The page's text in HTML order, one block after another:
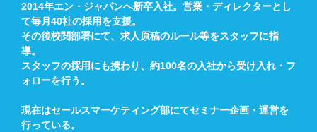
2014年エン・ジャパンへ新卒入社。営業・ディレクターとし
て毎月40社の採用を支援。
その後校閲部署にて、求人原稿のルール等をスタッフに指
導。
スタッフの採用にも携わり、約100名の入社から受け入れ・フ
ォローを行う。
現在はセールスマーケティング部にてセミナー企画・運営を
行っている。